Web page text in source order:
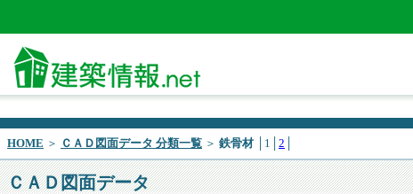
HOME ＞ ＣＡＤ図面データ 分類一覧 ＞ 鉄骨材 │1│ 2
ＣＡＤ図面データ